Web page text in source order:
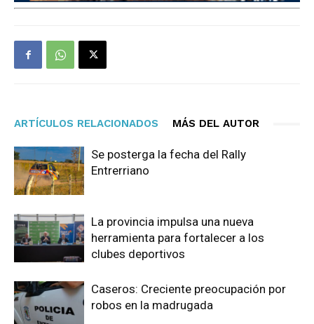
ARTÍCULOS RELACIONADOS MÁS DEL AUTOR
Se posterga la fecha del Rally
Entrerriano
La provincia impulsa una nueva
herramienta para fortalecer a los
clubes deportivos
Caseros: Creciente preocupación por
robos en la madrugada